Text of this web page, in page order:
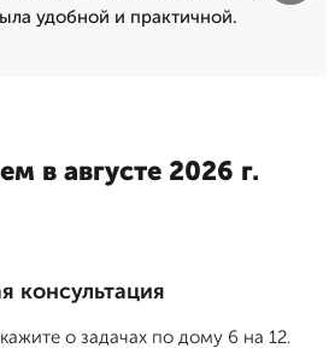
удобной и практичной.
в августе 2026 г.
консультация
о задачах по дому 6 на 12.